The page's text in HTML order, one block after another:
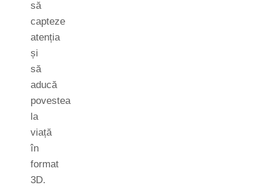
să
capteze
atenția
și
să
aducă
povestea
la
viață
în
format
3D.